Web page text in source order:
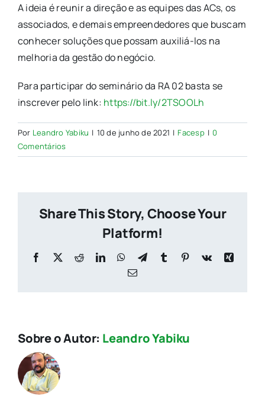
A ideia é reunir a direção e as equipes das ACs, os
associados, e demais empreendedores que buscam
conhecer soluções que possam auxiliá-los na
melhoria da gestão do negócio.
Para participar do seminário da RA 02 basta se
inscrever pelo link: https://bit.ly/2TSOOLh
Por Leandro Yabiku | 10 de junho de 2021 | Facesp | 0
Comentários
Share This Story, Choose Your
Platform!
Facebook
X RedditLinkedInWhatsApp
TelegramTumblr Pinterest
Vk
Xing
E-
Sobre o Autor: Leandro Yabiku